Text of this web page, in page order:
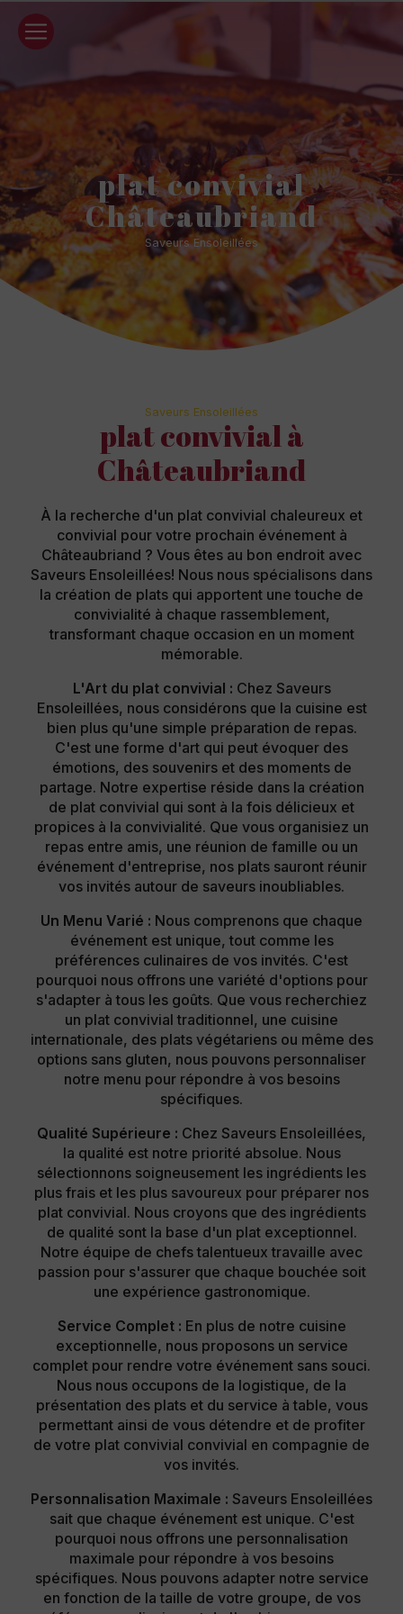
plat convivial
Châteaubriand
Saveurs Ensoleillées
Saveurs Ensoleillées
plat convivial à
Châteaubriand
À la recherche d'un plat convivial chaleureux et
convivial pour votre prochain événement à
Châteaubriand ? Vous êtes au bon endroit avec
Saveurs Ensoleillées! Nous nous spécialisons dans
la création de plats qui apportent une touche de
convivialité à chaque rassemblement,
transformant chaque occasion en un moment
mémorable.
L'Art du plat convivial : Chez Saveurs
Ensoleillées, nous considérons que la cuisine est
bien plus qu'une simple préparation de repas.
C'est une forme d'art qui peut évoquer des
émotions, des souvenirs et des moments de
partage. Notre expertise réside dans la création
de plat convivial qui sont à la fois délicieux et
propices à la convivialité. Que vous organisiez un
repas entre amis, une réunion de famille ou un
événement d'entreprise, nos plats sauront réunir
vos invités autour de saveurs inoubliables.
Un Menu Varié : Nous comprenons que chaque
événement est unique, tout comme les
préférences culinaires de vos invités. C'est
pourquoi nous offrons une variété d'options pour
s'adapter à tous les goûts. Que vous recherchiez
un plat convivial traditionnel, une cuisine
internationale, des plats végétariens ou même des
options sans gluten, nous pouvons personnaliser
notre menu pour répondre à vos besoins
spécifiques.
Qualité Supérieure : Chez Saveurs Ensoleillées,
la qualité est notre priorité absolue. Nous
sélectionnons soigneusement les ingrédients les
plus frais et les plus savoureux pour préparer nos
plat convivial. Nous croyons que des ingrédients
de qualité sont la base d'un plat exceptionnel.
Notre équipe de chefs talentueux travaille avec
passion pour s'assurer que chaque bouchée soit
une expérience gastronomique.
Service Complet : En plus de notre cuisine
exceptionnelle, nous proposons un service
complet pour rendre votre événement sans souci.
Nous nous occupons de la logistique, de la
présentation des plats et du service à table, vous
permettant ainsi de vous détendre et de profiter
de votre plat convivial convivial en compagnie de
vos invités.
Personnalisation Maximale : Saveurs Ensoleillées
sait que chaque événement est unique. C'est
pourquoi nous offrons une personnalisation
maximale pour répondre à vos besoins
spécifiques. Nous pouvons adapter notre service
en fonction de la taille de votre groupe, de vos
Panneau de gestion des cookies